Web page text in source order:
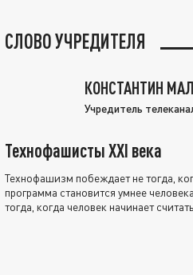
СЛОВО УЧРЕДИТЕЛЯ
КОНСТАНТИН
Учредитель
Технофашисты XXI века
Технофашизм побеждает не тогда,
программа становится умнее
тогда, когда человек начинает